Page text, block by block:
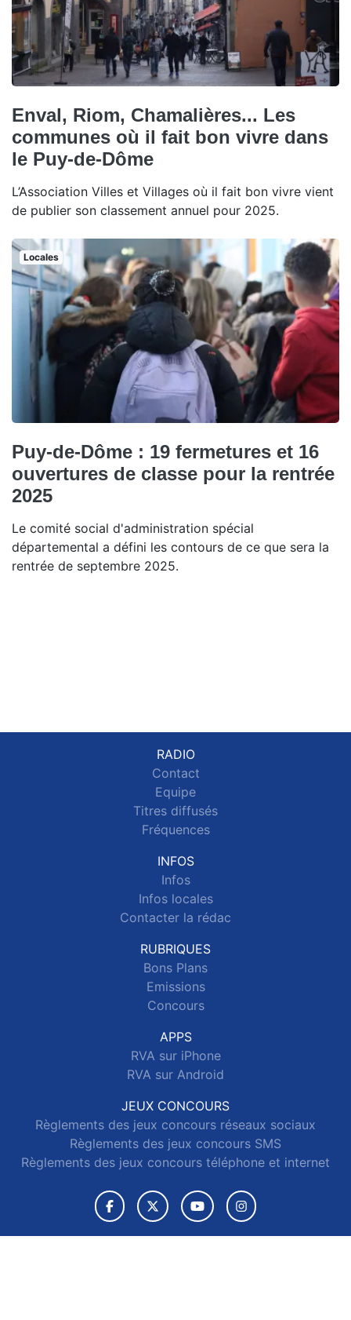
Enval, Riom, Chamalières... Les
communes où il fait bon vivre dans
le Puy-de-Dôme
L’Association Villes et Villages où il fait bon vivre vient
de publier son classement annuel pour 2025.
Locales
Puy-de-Dôme : 19 fermetures et 16
ouvertures de classe pour la rentrée
2025
Le comité social d'administration spécial
départemental a défini les contours de ce que sera la
rentrée de septembre 2025.
RADIO
Contact
Equipe
Titres diffusés
Fréquences
INFOS
Infos
Infos locales
Contacter la rédac
RUBRIQUES
Bons Plans
Emissions
Concours
APPS
RVA sur iPhone
RVA sur Android
JEUX CONCOURS
Règlements des jeux concours réseaux sociaux
Règlements des jeux concours SMS
Règlements des jeux concours téléphone et internet